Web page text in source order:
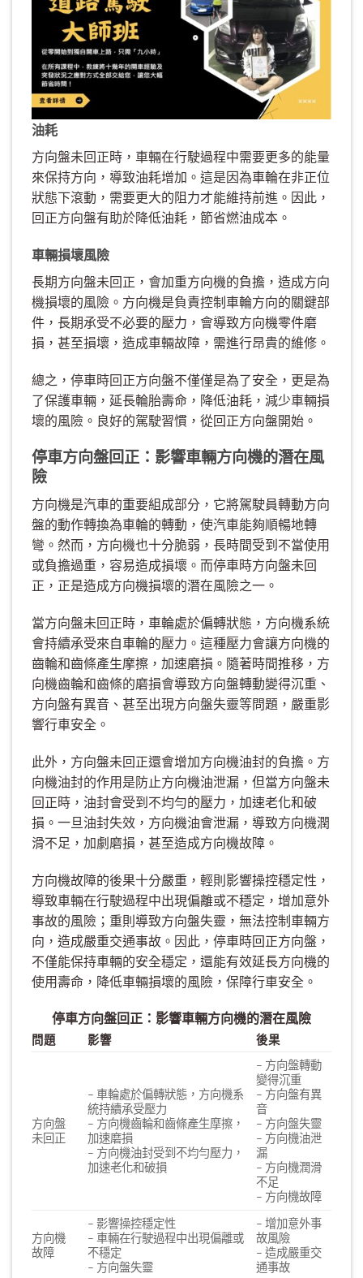
油耗
方向盤未回正時，車輛在行駛過程中需要更多的能量
來保持方向，導致油耗增加。這是因為車輪在非正位
狀態下滾動，需要更大的阻力才能維持前進。因此，
回正方向盤有助於降低油耗，節省燃油成本。
車輛損壞風險
長期方向盤未回正，會加重方向機的負擔，造成方向
機損壞的風險。方向機是負責控制車輪方向的關鍵部
件，長期承受不必要的壓力，會導致方向機零件磨
損，甚至損壞，造成車輛故障，需進行昂貴的維修。
總之，停車時回正方向盤不僅僅是為了安全，更是為
了保護車輛，延長輪胎壽命，降低油耗，減少車輛損
壞的風險。良好的駕駛習慣，從回正方向盤開始。
停車方向盤回正：影響車輛方向機的潛在風
險
方向機是汽車的重要組成部分，它將駕駛員轉動方向
盤的動作轉換為車輪的轉動，使汽車能夠順暢地轉
彎。然而，方向機也十分脆弱，長時間受到不當使用
或負擔過重，容易造成損壞。而停車時方向盤未回
正，正是造成方向機損壞的潛在風險之一。
當方向盤未回正時，車輪處於偏轉狀態，方向機系統
會持續承受來自車輪的壓力。這種壓力會讓方向機的
齒輪和齒條產生摩擦，加速磨損。隨著時間推移，方
向機齒輪和齒條的磨損會導致方向盤轉動變得沉重、
方向盤有異音、甚至出現方向盤失靈等問題，嚴重影
響行車安全。
此外，方向盤未回正還會增加方向機油封的負擔。方
向機油封的作用是防止方向機油泄漏，但當方向盤未
回正時，油封會受到不均勻的壓力，加速老化和破
損。一旦油封失效，方向機油會泄漏，導致方向機潤
滑不足，加劇磨損，甚至造成方向機故障。
方向機故障的後果十分嚴重，輕則影響操控穩定性，
導致車輛在行駛過程中出現偏離或不穩定，增加意外
事故的風險；重則導致方向盤失靈，無法控制車輛方
向，造成嚴重交通事故。因此，停車時回正方向盤，
不僅能保持車輛的安全穩定，還能有效延長方向機的
使用壽命，降低車輛損壞的風險，保障行車安全。
停車方向盤回正：影響車輛方向機的潛在風險
問題 影響 後果
方向盤
未回正
– 車輪處於偏轉狀態，方向機系
統持續承受壓力
– 方向機齒輪和齒條產生摩擦，
加速磨損
– 方向機油封受到不均勻壓力，
加速老化和破損
– 方向盤轉動
變得沉重
– 方向盤有異
音
– 方向盤失靈
– 方向機油泄
漏
– 方向機潤滑
不足
– 方向機故障
方向機
故障
– 影響操控穩定性
– 車輛在行駛過程中出現偏離或
不穩定
– 方向盤失靈
– 增加意外事
故風險
– 造成嚴重交
通事故